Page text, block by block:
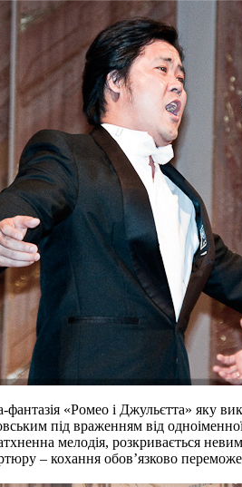
фантазія «Ромео і Джульєтта» яку
під враженням від
мелодія, розкривається
– кохання обов’язково